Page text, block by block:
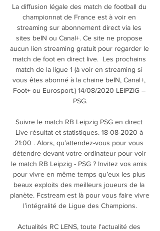
La diffusion légale des match de football du
championnat de France est à voir en
streaming sur abonnement direct via les
sites beIN ou Canal+. Ce site ne propose
aucun lien streaming gratuit pour regarder le
match de foot en direct live. ﻿ Les prochains
match de la ligue 1 (à voir en streaming si
vous êtes abonné à la chaine beIN, Canal+,
Foot+ ou Eurosport.) 14/08/2020 LEIPZIG –
PSG.
Suivre le match RB Leipzig PSG en direct
Live résultat et statistiques. 18-08-2020 à
21:00 . Alors, qu’attendez-vous pour vous
détendre devant votre ordinateur pour voir
le match RB Leipzig - PSG ? Invitez vos amis
pour vivre en même temps qu’eux les plus
beaux exploits des meilleurs joueurs de la
planète. Fcstream est là pour vous faire vivre
l’intégralité de Ligue des Champions.
Actualités RC LENS, toute l'actualité des